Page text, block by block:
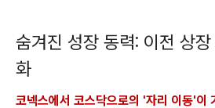
숨겨진 성장 동력: 이전 상
화
코넥스에서 코스닥으로의 '자리 이동'이